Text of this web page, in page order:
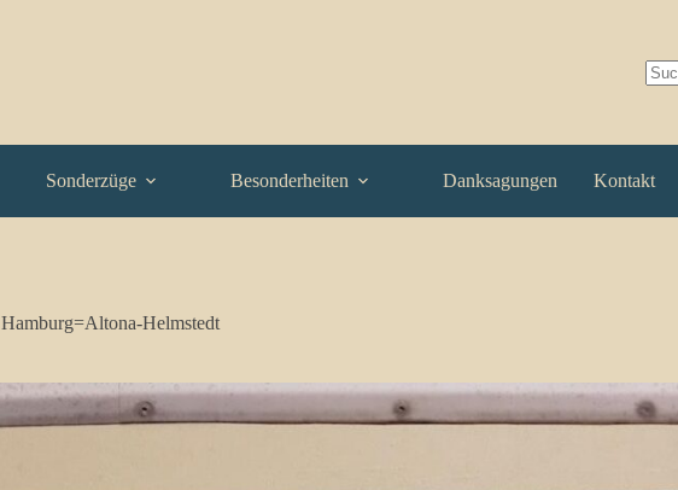
Sonderzüge Besonderheiten Danksagungen Kontakt
Hamburg=Altona-Helmstedt